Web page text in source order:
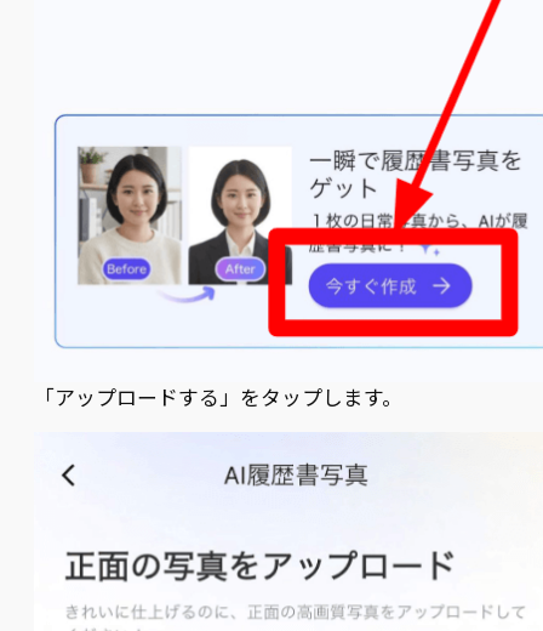
「アップロードする」をタップします。